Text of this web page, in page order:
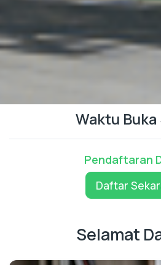
Waktu Buka
Pendaftaran
Daftar
Selamat